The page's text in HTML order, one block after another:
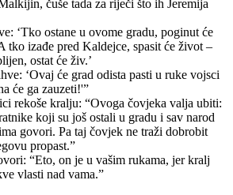
čuše tada za riječi što ih Jeremija
‘Tko ostane u ovome gradu, poginut će
tko izađe pred Kaldejce, spasit će život –
ostat će živ.’
‘Ovaj će grad odista pasti u ruke vojsci
će ga zauzeti!'”
rekoše kralju: “Ovoga čovjeka valja ubiti:
koji su još ostali u gradu i sav narod
govori. Pa taj čovjek ne traži dobrobit
propast.”
“Eto, on je u vašim rukama, jer kralj
vlasti nad vama.”